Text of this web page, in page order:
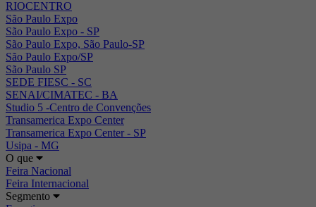
RIOCENTRO
São Paulo Expo
São Paulo Expo - SP
São Paulo Expo, São Paulo-SP
São Paulo Expo/SP
São Paulo SP
SEDE FIESC - SC
SENAI/CIMATEC - BA
Studio 5 -Centro de Convenções
Transamerica Expo Center
Transamerica Expo Center - SP
Usipa - MG
O que
Feira Nacional
Feira Internacional
Segmento